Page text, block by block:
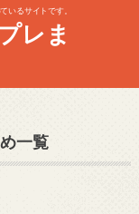
いるサイトです。
レま
一覧